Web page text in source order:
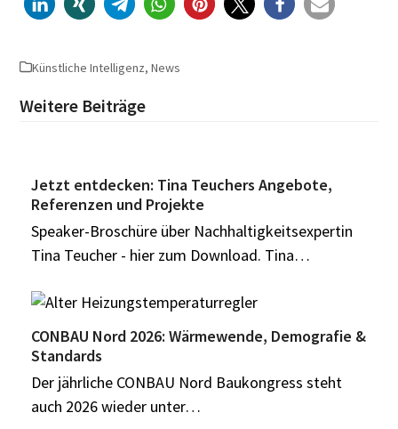
Künstliche Intelligenz,News
Weitere Beiträge
Jetzt entdecken: Tina Teuchers Angebote,
Referenzen und Projekte
Speaker-Broschüre über Nachhaltigkeitsexpertin
Tina Teucher - hier zum Download. Tina…
CONBAU Nord 2026: Wärmewende, Demografie &
Standards
Der jährliche CONBAU Nord Baukongress steht
auch 2026 wieder unter…